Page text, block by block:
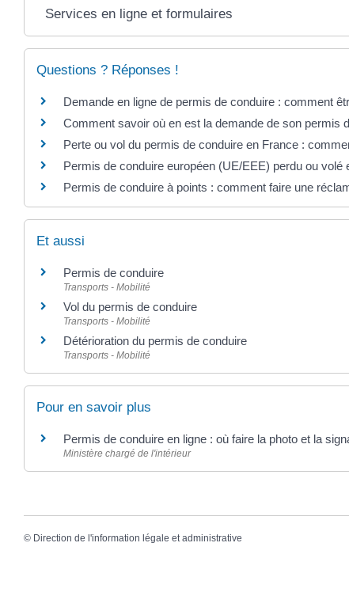
Services en ligne et formulaires
Questions ? Réponses !
Demande en ligne de permis de conduire : comment
Comment savoir où en est la demande de son permis
Perte ou vol du permis de conduire en France :
Permis de conduire européen (UE/EEE) perdu ou volé
Permis de conduire à points : comment faire une
Et aussi
Permis de conduire
Transports - Mobilité
Vol du permis de conduire
Transports - Mobilité
Détérioration du permis de conduire
Transports - Mobilité
Pour en savoir plus
Permis de conduire en ligne : où faire la photo et la
Ministère chargé de l'intérieur
© Direction de l'information légale et administrative